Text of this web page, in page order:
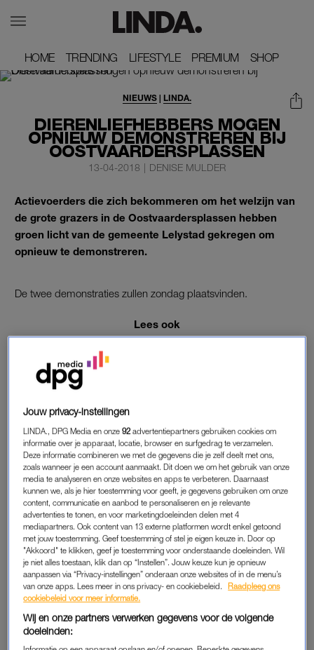
HOME
HOME TRENDING
TRENDING LIFESTYLE
LIFESTYLE PREMIUM
PREMIUM SHOP
SHOP
DIERENLIEFHEBBERS MOGEN
OPNIEUW DEMONSTREREN BIJ
OOSTVAARDERSPLASSEN
NIEUWS | LINDA.
13-04-2018 | DENISE MULDER
Actievoerders die zich bekommeren om het welzijn van
de grote grazers in de Oostvaardersplassen hebben
groen licht van de gemeente Lelystad gekregen om
opnieuw te demonstreren.
De twee demonstraties zullen zondag plaatsvinden.
Lees ook
Meer dan de helft van grote grazers
Oostvaardersplassen dood na strenge winter
STILLE TOCHT
het Provinciehuis in Lelystad een stille tocht houden voor de
grazers die zijn overleden. Een andere actiegroep maakt het
iets bonter: zij willen in colonne over de A6 gaan rijden met
spandoeken.
VERKEERSVEILIGHEID
Ondanks dat de actievoerders toestemming hebben
gekregen, moeten zij wel denken aan de verkeersveiligheid en
de voorwaarden van de gemeente. Het Staatsbosbeheer heeft
vorige week betonblokken geplaatst bij een aantal
toegangswegen om te voorkomen dat de actievoerders het
Jouw privacy-instellingen
LINDA., DPG Media en onze92 advertentiepartners gebruiken cookies om
informatie over je apparaat, locatie, browser en surfgedrag te verzamelen.
Deze informatie combineren we met de gegevens die je zelf deelt met ons,
zoals wanneer je een account aanmaakt. Dit doen we om het gebruik van onze
media te analyseren en onze websites en apps te verbeteren. Daarnaast
kunnen we, als je hier toestemming voor geeft, je gegevens gebruiken om onze
content, communicatie en aanbod te personaliseren en je relevante
advertenties te tonen, en voor marketingdoeleinden delen met 4
mediapartners. Ook content van 13 externe platformen wordt enkel getoond
met jouw toestemming. Geef toestemming of stel je eigen keuze in. Door op
"Akkoord" te klikken, geef je toestemming voor onderstaande doeleinden. Wil
je niet alles toestaan, klik dan op “Instellen”. Jouw keuze kun je opnieuw
aanpassen via “Privacy-instellingen” onderaan onze websites of in de menu’s
van onze apps. Lees meer in ons privacy- en cookiebeleid.
Raadpleeg ons
cookiebeleid voor meer informatie.
Wij en onze partners verwerken gegevens voor de volgende
doeleinden: